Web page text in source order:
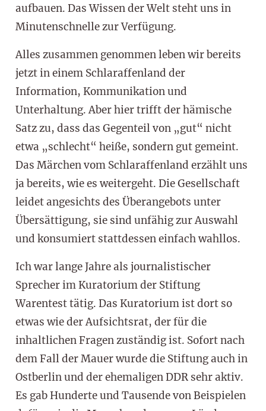
aufbauen. Das Wissen der Welt steht uns in
Minutenschnelle zur Verfügung.
Alles zusammen genommen leben wir bereits
jetzt in einem Schlaraffenland der
Information, Kommunikation und
Unterhaltung. Aber hier trifft der hämische
Satz zu, dass das Gegenteil von „gut“ nicht
etwa „schlecht“ heiße, sondern gut gemeint.
Das Märchen vom Schlaraffenland erzählt uns
ja bereits, wie es weitergeht. Die Gesellschaft
leidet angesichts des Überangebots unter
Übersättigung, sie sind unfähig zur Auswahl
und konsumiert stattdessen einfach wahllos.
Ich war lange Jahre als journalistischer
Sprecher im Kuratorium der Stiftung
Warentest tätig. Das Kuratorium ist dort so
etwas wie der Aufsichtsrat, der für die
inhaltlichen Fragen zuständig ist. Sofort nach
dem Fall der Mauer wurde die Stiftung auch in
Ostberlin und der ehemaligen DDR sehr aktiv.
Es gab Hunderte und Tausende von Beispielen